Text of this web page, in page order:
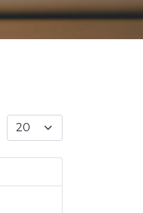
Anzeige #